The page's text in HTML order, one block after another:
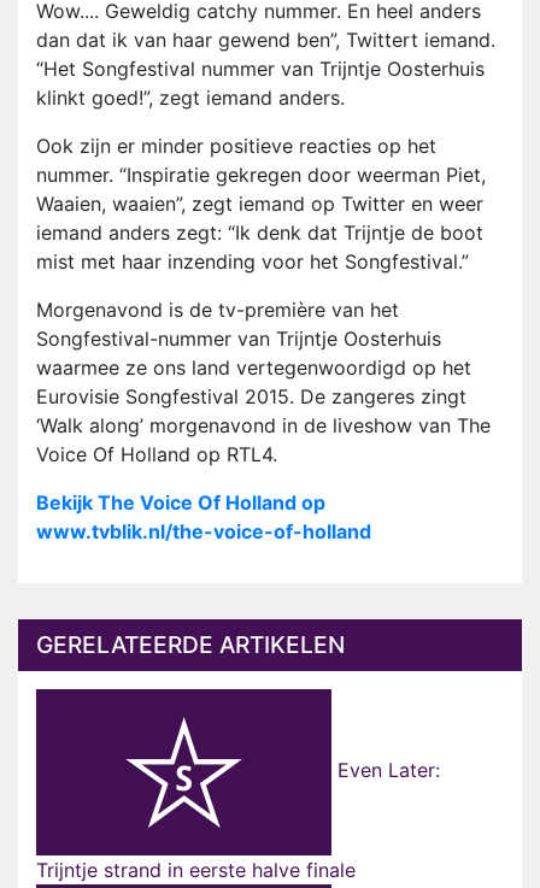
Wow.... Geweldig catchy nummer. En heel anders
dan dat ik van haar gewend ben”, Twittert iemand.
“Het Songfestival nummer van Trijntje Oosterhuis
klinkt goed!”, zegt iemand anders.
Ook zijn er minder positieve reacties op het
nummer. “Inspiratie gekregen door weerman Piet,
Waaien, waaien”, zegt iemand op Twitter en weer
iemand anders zegt: “Ik denk dat Trijntje de boot
mist met haar inzending voor het Songfestival.”
Morgenavond is de tv-première van het
Songfestival-nummer van Trijntje Oosterhuis
waarmee ze ons land vertegenwoordigd op het
Eurovisie Songfestival 2015. De zangeres zingt
‘Walk along’ morgenavond in de liveshow van The
Voice Of Holland op RTL4.
Bekijk The Voice Of Holland op
www.tvblik.nl/the-voice-of-holland
GERELATEERDE ARTIKELEN
Even Later:
Trijntje strand in eerste halve finale